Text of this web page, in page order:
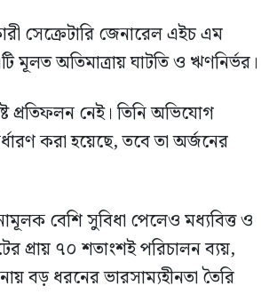
সেক্রেটারি জেনারেল এইচ এম
অতিমাত্রায় ঘাটতি ও ঋণনির্ভর।
প্রতিফলন নেই। তিনি অভিযোগ
করা হয়েছে, তবে তা অর্জনের
বেশি সুবিধা পেলেও মধ্যবিত্ত ও
প্রায় ৭০ শতাংশই পরিচালন ব্যয়,
বড় ধরনের ভারসাম্যহীনতা তৈরি